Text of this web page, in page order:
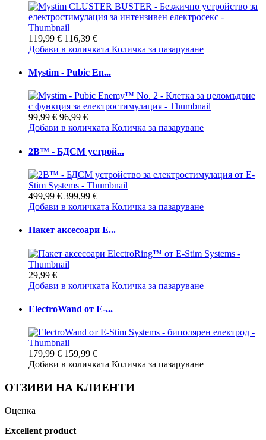
119,99 € 116,39 €
Добави в количката Количка за пазаруване
Mystim - Pubic En...
99,99 € 96,99 €
Добави в количката Количка за пазаруване
2B™ - БДСМ устрой...
499,99 € 399,99 €
Добави в количката Количка за пазаруване
Пакет аксесоари E...
29,99 €
Добави в количката Количка за пазаруване
ElectroWand от E-...
179,99 € 159,99 €
Добави в количката Количка за пазаруване
ОТЗИВИ НА КЛИЕНТИ
Оценка
Excellent product